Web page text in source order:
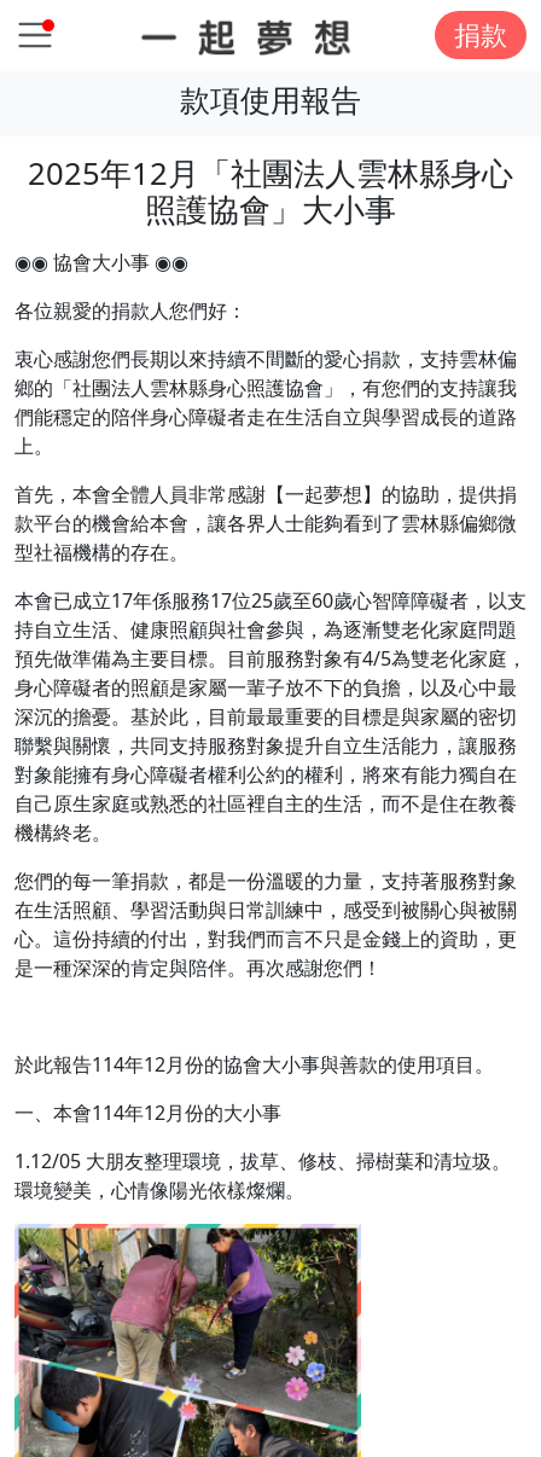
捐款
款項使用報告
2025年12月「社團法人雲林縣身心
照護協會」大小事
◉◉ 協會大小事 ◉◉
各位親愛的捐款人您們好：
衷心感謝您們長期以來持續不間斷的愛心捐款，支持雲林偏
鄉的「社團法人雲林縣身心照護協會」，有您們的支持讓我
們能穩定的陪伴身心障礙者走在生活自立與學習成長的道路
上。
首先，本會全體人員非常感謝【一起夢想】的協助，提供捐
款平台的機會給本會，讓各界人士能夠看到了雲林縣偏鄉微
型社福機構的存在。
本會已成立17年係服務17位25歲至60歲心智障障礙者，以支
持自立生活、健康照顧與社會參與，為逐漸雙老化家庭問題
預先做準備為主要目標。目前服務對象有4/5為雙老化家庭，
身心障礙者的照顧是家屬一輩子放不下的負擔，以及心中最
深沉的擔憂。基於此，目前最最重要的目標是與家屬的密切
聯繫與關懷，共同支持服務對象提升自立生活能力，讓服務
對象能擁有身心障礙者權利公約的權利，將來有能力獨自在
自己原生家庭或熟悉的社區裡自主的生活，而不是住在教養
機構終老。
您們的每一筆捐款，都是一份溫暖的力量，支持著服務對象
在生活照顧、學習活動與日常訓練中，感受到被關心與被關
心。這份持續的付出，對我們而言不只是金錢上的資助，更
是一種深深的肯定與陪伴。再次感謝您們！
於此報告114年12月份的協會大小事與善款的使用項目。
一、本會114年12月份的大小事
1.12/05 大朋友整理環境，拔草、修枝、掃樹葉和清垃圾。
環境變美，心情像陽光依樣燦爛。